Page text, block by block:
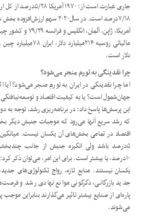
جاری عبارت است از:
۷/۱۸‌درصد است. در سال۲۰۲۰ سهم
دلار است.
چرا نقدینگی به تورم منجر می‌شود؟
اما چرا نقدینگی در ایران به تورم منجر می‌شود؟ آیا
جهان‌شمول است؟ یا به کیفیت اقتصاد و توسعه‌نیافتگی
این پرسش‌ها پاسخ داد: در برنامه‌ریزی رشد، توجه
که رشد سریع آنها می‌رود که موجبات جنبش دیگر
اقتصاد در تمامی بخش‌های آن یکسان نیست.
۵درصد باشد ولی انگیزه جنبش از جانب
۱۰‌درصد، یا بیشتر است. برای این امر، می‌توان ذکر
یکسان نیستند. منابع تازه، رواج تکنولوژی‌های
جدید بازرگانی، دگرگونی موانع نهادی رشد و
پاره‌ای از صنایع بیشتر تاثیر می‌گذارند بنابراین
می‌شوند.